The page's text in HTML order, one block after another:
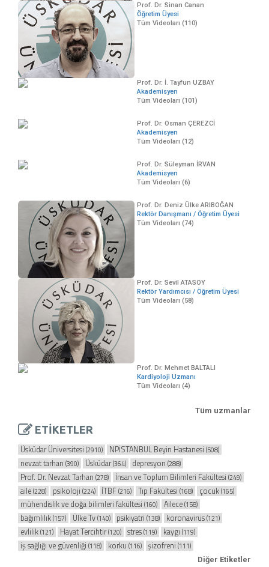
Prof. Dr. Sinan Canan
Öğretim Üyesi
Tüm Videoları (110)
Prof. Dr. İ. Tayfun UZBAY
Akademisyen
Tüm Videoları (101)
Prof. Dr. Osman ÇEREZCİ
Akademisyen
Tüm Videoları (12)
Prof. Dr. Süleyman İRVAN
Akademisyen
Tüm Videoları (6)
Prof. Dr. Deniz Ülke ARIBOĞAN
Rektör Danışmanı / Öğretim Üyesi
Tüm Videoları (74)
Prof. Dr. Sevil ATASOY
Rektör Yardımcısı / Öğretim Üyesi
Tüm Videoları (58)
Prof. Dr. Mehmet BALTALI
Kardiyoloji Uzmanı
Tüm Videoları (4)
Tüm uzmanlar
ETİKETLER
Üsküdar Üniversitesi (2910) NPİSTANBUL Beyin Hastanesi (508)
nevzat tarhan (390) Üsküdar(364) depresyon(288)
Prof. Dr. Nevzat Tarhan (278) İnsan ve Toplum Bilimleri Fakültesi (249)
aile(228) psikoloji (224) İTBF(216) Tıp Fakültesi(168) çocuk(165)
mühendislik ve doğa bilimleri fakültesi (160) Ailece(158)
bağımlılık(157) Ülke Tv(140) psikiyatri(138) koronavirüs(121)
evlilik(121) Hayat Tercihtir(120) stres(119) kaygı(119)
iş sağlığı ve güvenliği (118) korku (116) şizofreni(111)
Diğer Etiketler